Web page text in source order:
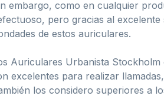
embargo, como en cualquier
pero gracias al
de estos auriculares.
Auriculares Urbanista
excelentes para realizar
los considero superiores a